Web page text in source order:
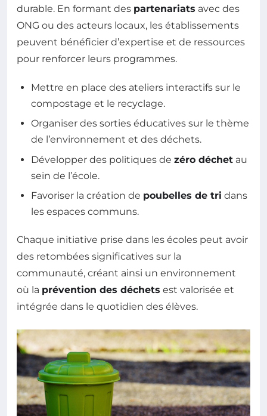
durable. En formant des partenariats avec des
ONG ou des acteurs locaux, les établissements
peuvent bénéficier d’expertise et de ressources
pour renforcer leurs programmes.
Mettre en place des ateliers interactifs sur le
compostage et le recyclage.
Organiser des sorties éducatives sur le thème
de l’environnement et des déchets.
Développer des politiques de zéro déchet au
sein de l’école.
Favoriser la création de poubelles de tri dans
les espaces communs.
Chaque initiative prise dans les écoles peut avoir
des retombées significatives sur la
communauté, créant ainsi un environnement
où la prévention des déchets est valorisée et
intégrée dans le quotidien des élèves.